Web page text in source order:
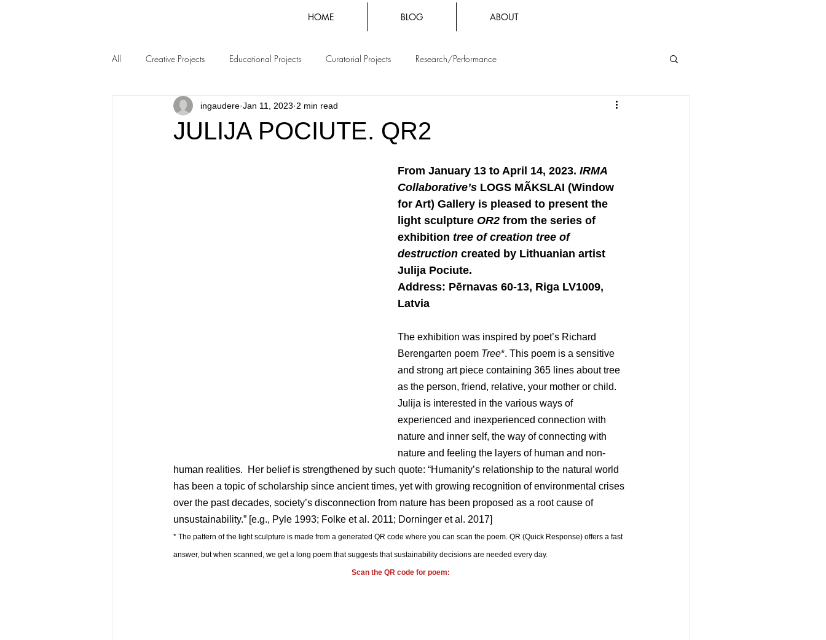
HOME BLOG ABOUT
All Creative Projects Educational Projects Curatorial Projects Research/Performance
JULIJA POCIUTE. QR2
ingaudere Jan 11, 2023 2 min read
From January 13 to April 14, 2023. IRMA
Collaborative’s LOGS MÃKSLAI (Window
for Art) Gallery is pleased to present the
light sculpture OR2 from the series of
exhibition tree of creation tree of
destruction created by Lithuanian artist
Julija Pociute.
Address: Pērnavas 60-13, Riga LV1009,
Latvia
The exhibition was inspired by poet’s Richard
Berengarten poem Tree*. This poem is a sensitive
and strong art piece containing 365 lines about tree
as the person, friend, relative, your mother or child.
Julija is interested in the various ways of
experienced and inexperienced connection with
nature and inner self, the way of connecting with
nature and feeling the layers of human and non-
human realities.  Her belief is strengthened by such quote: “Humanity’s relationship to the natural world
has been a topic of scholarship since ancient times, yet with growing recognition of environmental crises
over the past decades, society’s disconnection from nature has been proposed as a root cause of
unsustainability.” [e.g., Pyle 1993; Folke et al. 2011; Dorninger et al. 2017]
* The pattern of the light sculpture is made from a generated QR code where you can scan the poem. QR (Quick Response) offers a fast
answer, but when scanned, we get a long poem that suggests that sustainability decisions are needed every day.
Scan the QR code for poem: